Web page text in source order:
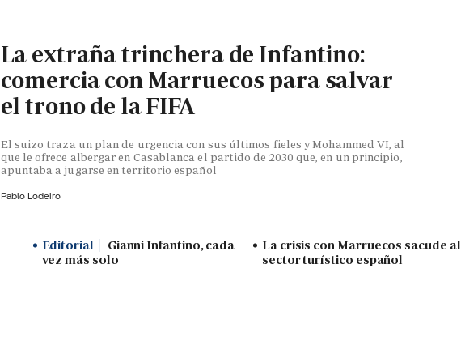
La extraña trinchera de Infantino:
comercia con Marruecos para salvar
el trono de la FIFA
El suizo traza un plan de urgencia con sus últimos fieles y Mohammed VI, al
que le ofrece albergar en Casablanca el partido de 2030 que, en un principio,
apuntaba a jugarse en territorio español
Pablo Lodeiro
Editorial
Gianni Infantino, cada
vez más solo
La crisis con Marruecos sacude al
sector turístico español